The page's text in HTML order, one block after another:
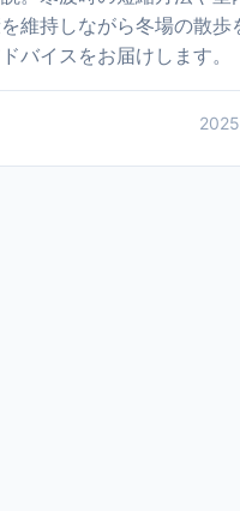
維持しながら冬場の散歩
バイスをお届けします。